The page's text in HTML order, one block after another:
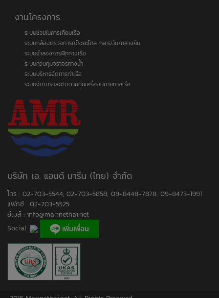
งานโครงการ
ระบบช่วยในการเทียบเรือ
ระบบกล้องตรวจการณ์ระยะไกล กลางวัน/กลางคืน
ระบบจำลองการฝึกทางเรือ
ระบบควบคุมจราจรทางน้ำ
ระบบบริหารจัดการท่าเรือ
ระบบจัดการและติดตามทุ่นเครื่องหมายทางเรือ
บริษัท เอ. แอนด์ มารีน (ไทย) จำกัด
โทร : 02-703-5544, 02-703-5858, 09-8448-7878, 09-8473-1991
แฟกซ์ : 02-703-5525
อีเมล์ : info@marinethai.net
Social :